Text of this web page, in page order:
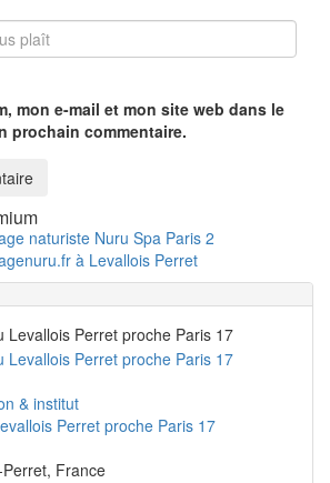
mon e-mail et mon site web dans le
prochain commentaire.
naturiste Nuru Spa Paris 2
à Levallois Perret
& institut
Perret proche Paris 17
France